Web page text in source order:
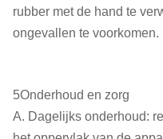
rubber met de hand te
ongevallen te voorkomen.
5Onderhoud en zorg
A. Dagelijks onderhoud: